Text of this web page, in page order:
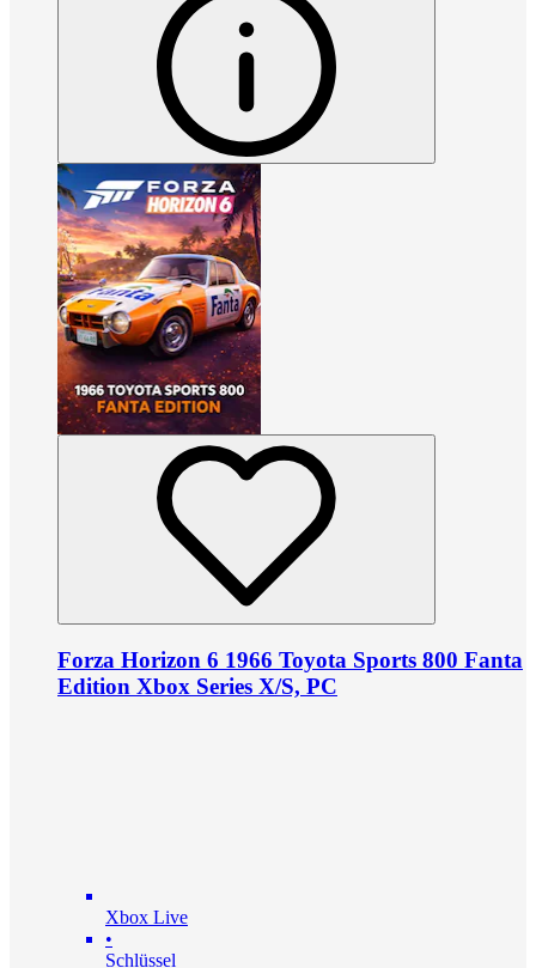
Forza Horizon 6 1966 Toyota Sports 800 Fanta
Edition Xbox Series X/S, PC
Xbox Live
•
Schlüssel